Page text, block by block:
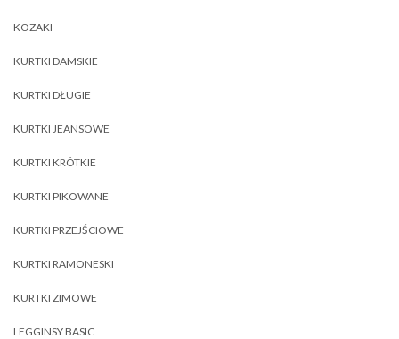
KOZAKI
KURTKI DAMSKIE
KURTKI DŁUGIE
KURTKI JEANSOWE
KURTKI KRÓTKIE
KURTKI PIKOWANE
KURTKI PRZEJŚCIOWE
KURTKI RAMONESKI
KURTKI ZIMOWE
LEGGINSY BASIC